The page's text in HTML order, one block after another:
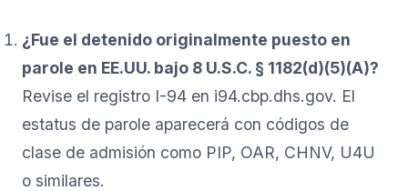
¿Fue el detenido originalmente puesto en
parole en EE.UU. bajo 8 U.S.C. § 1182(d)(5)(A)?
Revise el registro I-94 en i94.cbp.dhs.gov. El
estatus de parole aparecerá con códigos de
clase de admisión como PIP, OAR, CHNV, U4U
o similares.